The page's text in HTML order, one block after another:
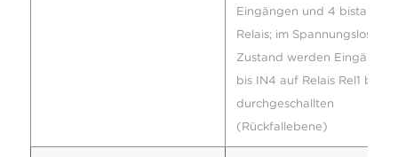
Eingängen und 4 bistabilen
Relais; im Spannungslosem
Zustand werden Eingänge
bis IN4 auf Relais Rel1 bis
durchgeschallten
(Rückfallebene)